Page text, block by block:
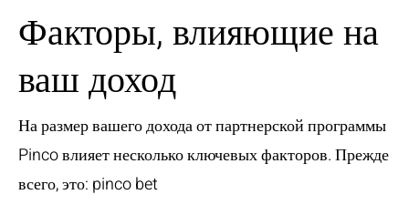
Факторы, влияющие на
ваш доход
На размер вашего дохода от партнерской программы
Pinco влияет несколько ключевых факторов. Прежде
всего, это: pinco bet